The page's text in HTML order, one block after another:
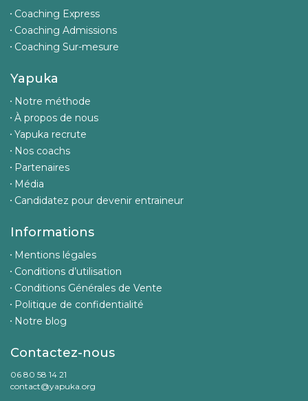
Coaching Express
Coaching Admissions
Coaching Sur-mesure
Yapuka
Notre méthode
À propos de nous
Yapuka recrute
Nos coachs
Partenaires
Média
Candidatez pour devenir entraineur
Informations
Mentions légales
Conditions d’utilisation
Conditions Générales de Vente
Politique de confidentialité
Notre blog
Contactez-nous
06 80 58 14 21
contact@yapuka.org